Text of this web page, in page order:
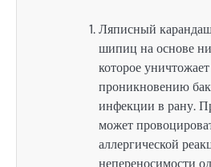
Ляписный
шипиц на основе
которое
проникновению
инфекции в рану.
может
аллергической
непереносимости